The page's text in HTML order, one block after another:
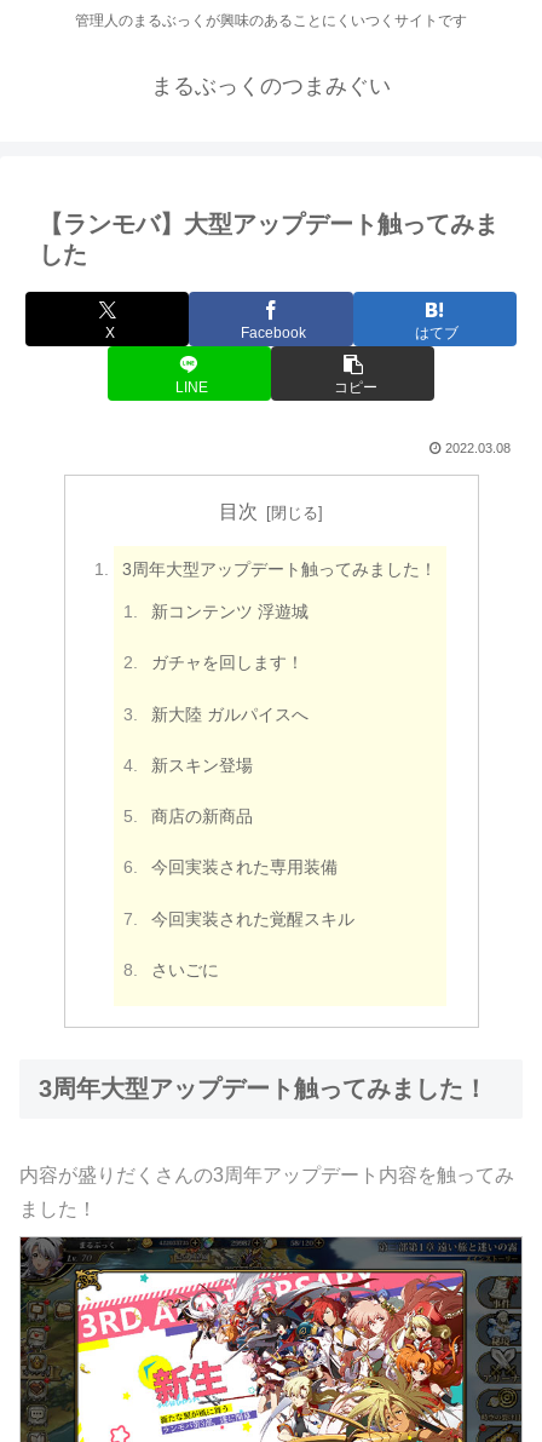
管理人のまるぶっくが興味のあることにくいつくサイトです
まるぶっくのつまみぐい
【ランモバ】大型アップデート触ってみま
した
X Facebook はてブ
LINE コピー
2022.03.08
目次
3周年大型アップデート触ってみました！
新コンテンツ 浮遊城
ガチャを回します！
新大陸 ガルパイスへ
新スキン登場
商店の新商品
今回実装された専用装備
今回実装された覚醒スキル
さいごに
3周年大型アップデート触ってみました！
内容が盛りだくさんの3周年アップデート内容を触ってみ
ました！